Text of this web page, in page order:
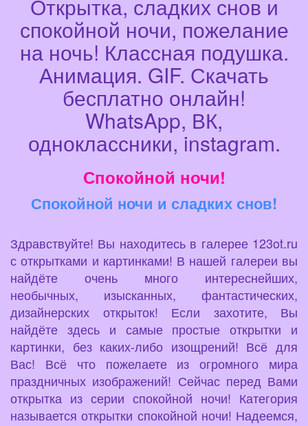
Открытка, сладких снов и
спокойной ночи, пожелание
на ночь! Классная подушка.
Анимация. GIF. Скачать
бесплатно онлайн!
WhatsApp, ВК,
одноклассники, instagram.
Спокойной ночи!
Спокойной ночи и сладких снов!
Здравствуйте! Вы находитесь в галерее 123ot.ru
с открытками и картинками! В нашей галереи вы
найдёте очень много интереснейших,
необычных, изысканных, фантастических,
дизайнерских открыток! Если захотите, Вы
найдёте здесь и самые простые открытки и
картинки, без каких-либо изощрений! Всё для
Вас! Всё что пожелаете из огромного мира
праздничных изображений! Сейчас перед Вами
открытка из серии спокойной ночи! Категория
называется открытки спокойной ночи! Надеемся,